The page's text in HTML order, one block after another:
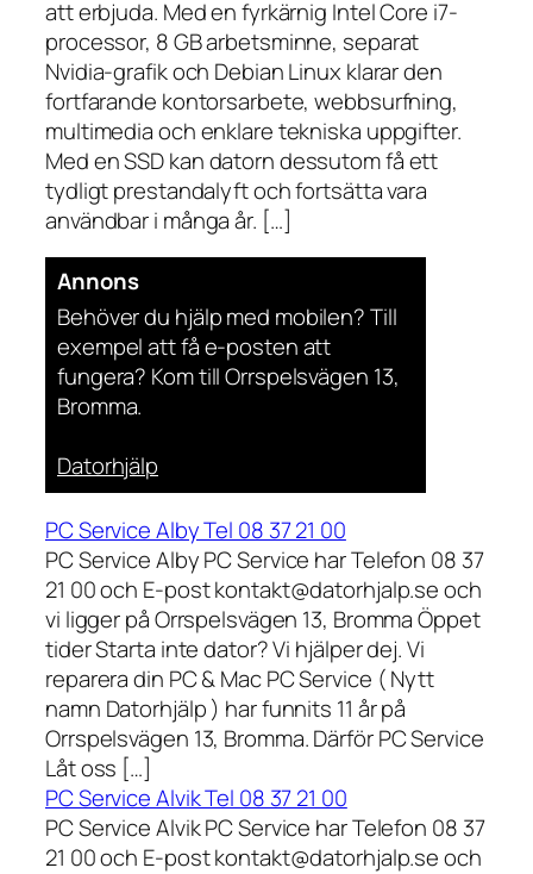
att erbjuda. Med en fyrkärnig Intel Core i7-
processor, 8 GB arbetsminne, separat
Nvidia-grafik och Debian Linux klarar den
fortfarande kontorsarbete, webbsurfning,
multimedia och enklare tekniska uppgifter.
Med en SSD kan datorn dessutom få ett
tydligt prestandalyft och fortsätta vara
användbar i många år. […]
Annons
Behöver du hjälp med mobilen? Till
exempel att få e-posten att
fungera? Kom till Orrspelsvägen 13,
Bromma.
Datorhjälp
PC Service Alby Tel 08 37 21 00
PC Service Alby PC Service har Telefon 08 37
21 00 och E-post kontakt@datorhjalp.se och
vi ligger på Orrspelsvägen 13, Bromma Öppet
tider Starta inte dator? Vi hjälper dej. Vi
reparera din PC & Mac PC Service ( Nytt
namn Datorhjälp ) har funnits 11 år på
Orrspelsvägen 13, Bromma. Därför PC Service
Låt oss […]
PC Service Alvik Tel 08 37 21 00
PC Service Alvik PC Service har Telefon 08 37
21 00 och E-post kontakt@datorhjalp.se och